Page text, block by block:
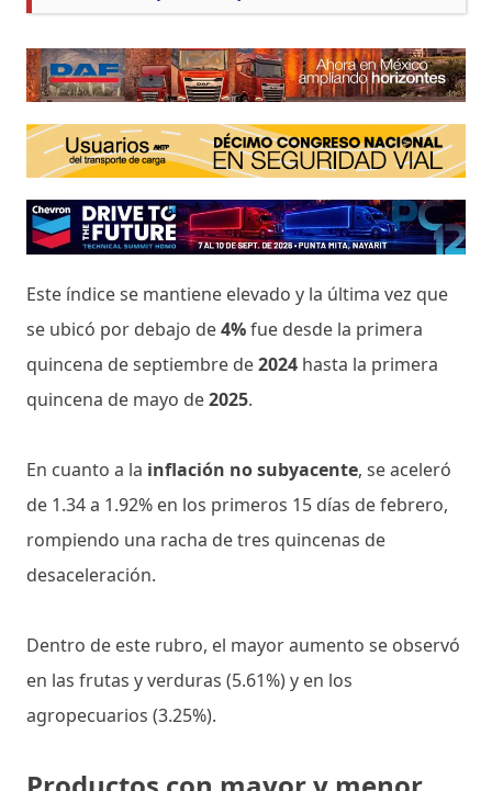
Este índice se mantiene elevado y la última vez que
se ubicó por debajo de4%fue desde la primera
quincena de septiembre de2024 hasta la primera
quincena de mayo de2025.
En cuanto a la inflación no subyacente, se aceleró
de 1.34 a 1.92% en los primeros 15 días de febrero,
rompiendo una racha de tres quincenas de
desaceleración.
Dentro de este rubro, el mayor aumento se observó
en las frutas y verduras (5.61%) y en los
agropecuarios (3.25%).